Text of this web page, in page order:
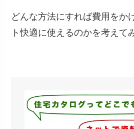
どんな方法にすれば費用をか
ト快適に使えるのかを考えて